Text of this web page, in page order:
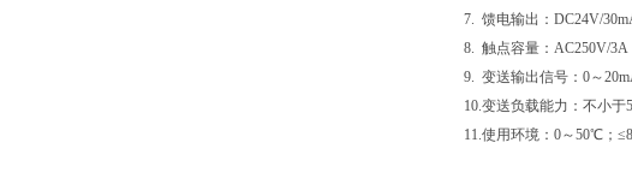
7. 馈电输出：DC24V/
8. 触点容量：AC250V/3A
9. 变送输出信号：0～
10.变送负载能力：不小于
11.使用环境：0～50℃；